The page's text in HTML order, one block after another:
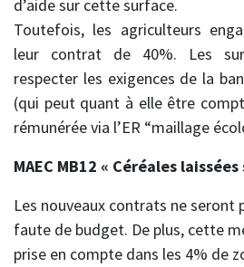
d’aide sur cette surface.
Toutefois, les agriculteurs
leur contrat de 40%. Les
respecter les exigences de la
(qui peut quant à elle être
rémunérée via l’ER “maillage
MAEC MB12 « Céréales
Les nouveaux contrats ne seront
faute de budget. De plus, cette
prise en compte dans les 4% de